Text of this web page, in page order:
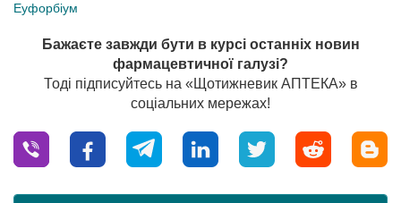
Еуфорбіум
Бажаєте завжди бути в курсі останніх новин
фармацевтичної галузі?
Тоді підписуйтесь на «Щотижневик АПТЕКА» в
соціальних мережах!